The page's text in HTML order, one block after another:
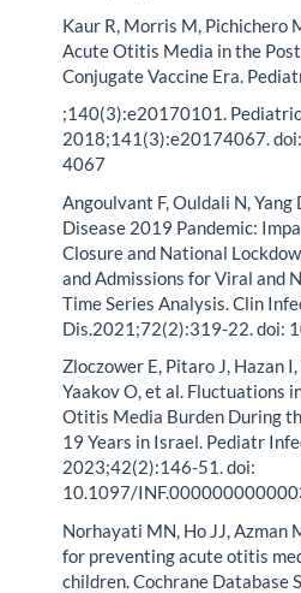
Kaur R, Morris M, Pichichero
Acute Otitis Media in the
Conjugate Vaccine Era.
;140(3):e20170101.
2018;141(3):e20174067.
4067
Angoulvant F, Ouldali N,
Disease 2019 Pandemic:
Closure and National
and Admissions for Viral and
Time Series Analysis. Clin
Dis.2021;72(2):319-22. doi:
Zloczower E, Pitaro J, Hazan
Yaakov O, et al. Fluctuations
Otitis Media Burden During
19 Years in Israel. Pediatr
2023;42(2):146-51. doi:
10.1097/
Norhayati MN, Ho JJ, Azman
for preventing acute otitis
children. Cochrane Database